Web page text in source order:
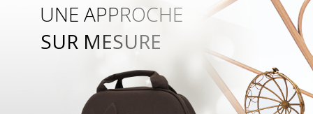
SUR MESURE
UNE APPROCHE